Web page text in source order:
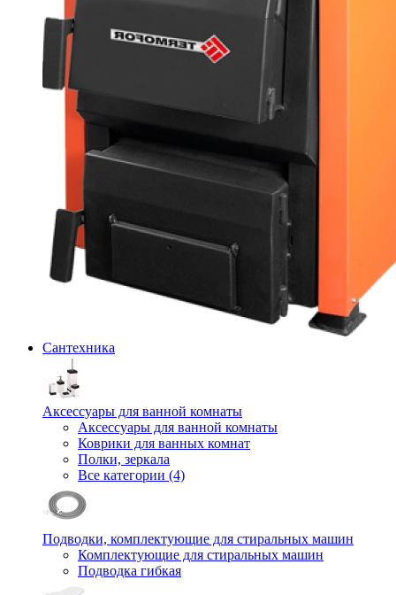
Сантехника
Аксессуары для ванной комнаты
Аксессуары для ванной комнаты
Коврики для ванных комнат
Полки, зеркала
Все категории (4)
Подводки, комплектующие для стиральных машин
Комплектующие для стиральных машин
Подводка гибкая